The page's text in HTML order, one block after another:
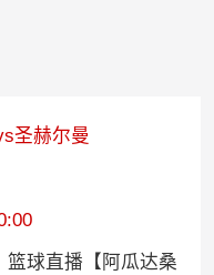
圣赫尔曼
篮球直播【阿瓜达桑